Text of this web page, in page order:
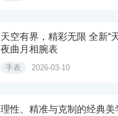
天空有界，精彩无限 全新“
夜曲月相腕表
手表 2026-03-10
理性、精准与克制的经典